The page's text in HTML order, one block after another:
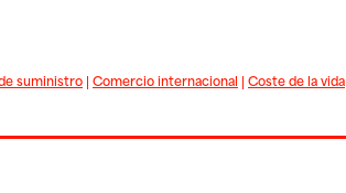
suministro| Comercio internacional | Coste de la vida